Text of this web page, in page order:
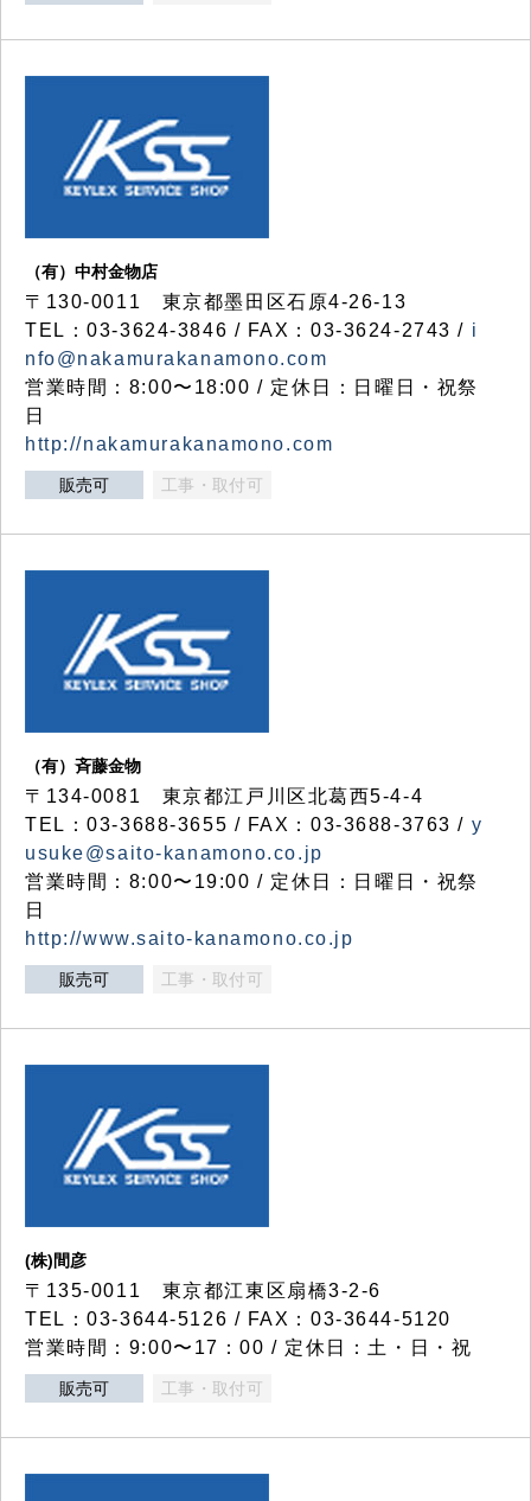
（有）中村金物店
〒130-0011 東京都墨田区石原4-26-13
TEL：03-3624-3846 / FAX：03-3624-2743 / i
nfo@nakamurakanamono.com
営業時間：8:00〜18:00 / 定休日：日曜日・祝祭
日
http://nakamurakanamono.com
販売可 工事・取付可
（有）斉藤金物
〒134-0081 東京都江戸川区北葛西5-4-4
TEL：03-3688-3655 / FAX：03-3688-3763 / y
usuke@saito-kanamono.co.jp
営業時間：8:00〜19:00 / 定休日：日曜日・祝祭
日
http://www.saito-kanamono.co.jp
販売可 工事・取付可
(株)間彦
〒135-0011 東京都江東区扇橋3-2-6
TEL：03-3644-5126 / FAX：03-3644-5120
営業時間：9:00〜17：00 / 定休日：土・日・祝
販売可 工事・取付可